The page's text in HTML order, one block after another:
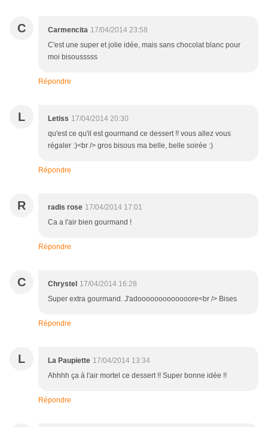
C Carmencita 17/04/2014 23:58
C'est une super et jolie idée, mais sans chocolat blanc pour
moi bisousssss
Répondre
L Letiss 17/04/2014 20:30
qu'est ce qu'il est gourmand ce dessert !! vous allez vous
régaler :)<br /> gros bisous ma belle, belle soirée :)
Répondre
R radis rose 17/04/2014 17:01
Ca a l'air bien gourmand !
Répondre
C Chrystel 17/04/2014 16:28
Super extra gourmand. J'adooooooooooooore<br /> Bises
Répondre
L La Paupiette 17/04/2014 13:34
Ahhhh ça à l'air mortel ce dessert !! Super bonne idée !!
Répondre